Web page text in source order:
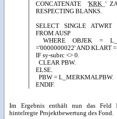
CONCATENATE 'KRK '
RESPECTING BLANKS.
SELECT SINGLE
FROM AUSP
WHERE OBJEK =
='0000000022' AND KLART
IF sy-subrc <> 0.
CLEAR PBW.
ELSE.
PBW = L_MERKMALPBW.
ENDIF.
Im Ergebnis enthält nun das Feld
hintelregte Projektbewertung des Fond.